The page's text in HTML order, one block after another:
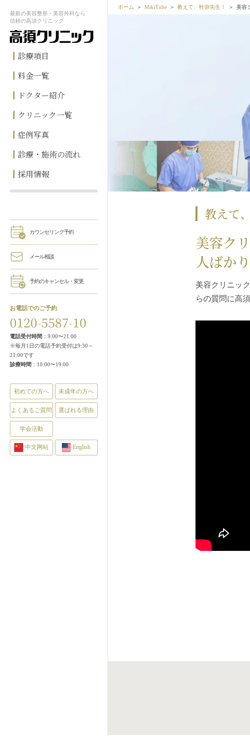
最新の美容整形・美容外科なら
信頼の高須クリニック
診療項目
料金一覧
ドクター紹介
クリニック一覧
症例写真
診療・施術の流れ
採用情報
カウンセリング予約
メール相談
予約のキャンセル・変更
お電話でのご予約
0120-5587-10
電話受付時間 ：9:00〜21:00
※毎月1日の電話予約受付は9:30～
21:00です
診療時間 ：10:00〜19:00
初めての方へ 未成年の方へ
よくあるご質問 選ばれる理由
学会活動
中文网站 English
ホーム MikiTube 教えて、幹弥先生！ 美容
教えて
美容ク
人ばか
美容クリニッ
らの質問に高